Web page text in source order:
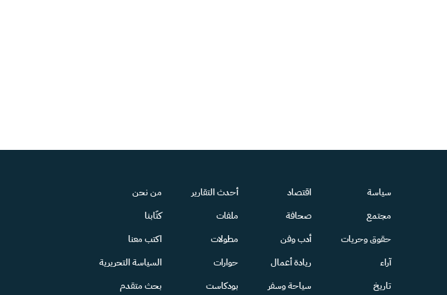
سياسة
مجتمع
حقوق وحريات
آراء
تاريخ
اقتصاد
صحافة
أدب وفن
ريادة أعمال
سياحة وسفر
أحدث التقارير
ملفات
مطولات
حوارات
بودكاست
من نحن
كتّابنا
اكتب معنا
السياسة التحريرية
بحث متقدم